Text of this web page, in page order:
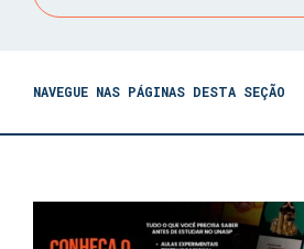
NAVEGUE NAS PÁGINAS DESTA SEÇÃO